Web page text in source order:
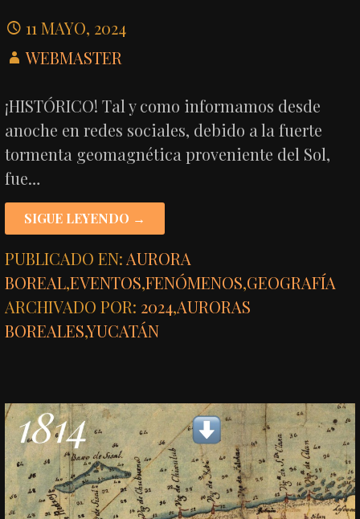
11 MAYO, 2024
WEBMASTER
¡HISTÓRICO! Tal y como informamos desde
anoche en redes sociales, debido a la fuerte
tormenta geomagnética proveniente del Sol,
fue…
SIGUE LEYENDO →
PUBLICADO EN: AURORA
BOREAL,EVENTOS,FENÓMENOS,GEOGRAFÍA
ARCHIVADO POR: 2024,AURORAS
BOREALES,YUCATÁN